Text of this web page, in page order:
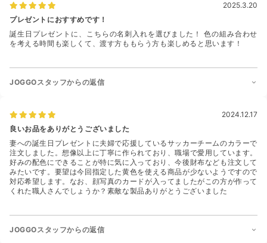
2025.3.20
プレゼントにおすすめです！
誕生日プレゼントに、こちらの名刺入れを選びました！ 色の組み合わせ
を考える時間も楽しくて、渡す方ももらう方も楽しめると思います！
JOGGOスタッフからの返信
2024.12.17
良いお品をありがとうございました
妻への誕生日プレゼントに夫婦で応援しているサッカーチームのカラーで
注文しました。想像以上に丁寧に作られており、職場で愛用しています。
好みの配色にできることが特に気に入っており、今後財布なども注文して
みたいです。要望は今回指定した黄色を使える商品が少ないようですので
対応希望します。なお、顔写真のカードが入ってましたがこの方が作って
くれた職人さんでしょうか？素敵な製品ありがとうございました
JOGGOスタッフからの返信